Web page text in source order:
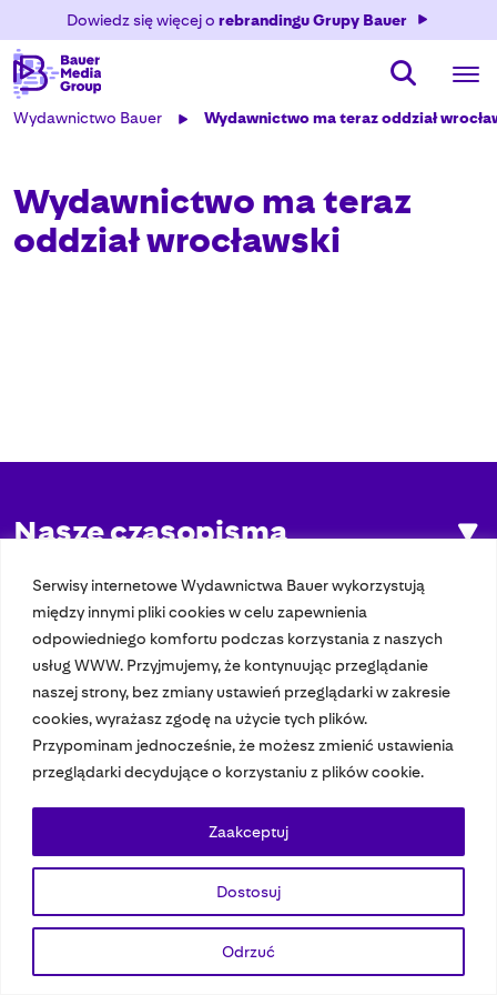
Serwisy internetowe Wydawnictwa Bauer wykorzystują
między innymi pliki cookies w celu zapewnienia
odpowiedniego komfortu podczas korzystania z naszych
usług WWW. Przyjmujemy, że kontynuując przeglądanie
naszej strony, bez zmiany ustawień przeglądarki w zakresie
cookies, wyrażasz zgodę na użycie tych plików.
Przypominam jednocześnie, że możesz zmienić ustawienia
przeglądarki decydujące o korzystaniu z plików cookie.
Dostosuj
Odrzuć
Zaakceptuj
Dowiedz się więcej o rebrandingu Grupy Bauer
Wydawnictwo Bauer Wydawnictwo ma teraz oddział
Wydawnictwo ma teraz
oddział wrocławski
Nasze czasopisma
Nasze strony
© 2023 Bauer Media Group, All Rights Reserved.
Polityka prywatności
Dane osobowe Wydawca EMFA